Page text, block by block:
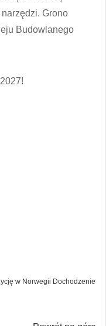
Grono
Budowlanego
w Norwegii Dochodzenie